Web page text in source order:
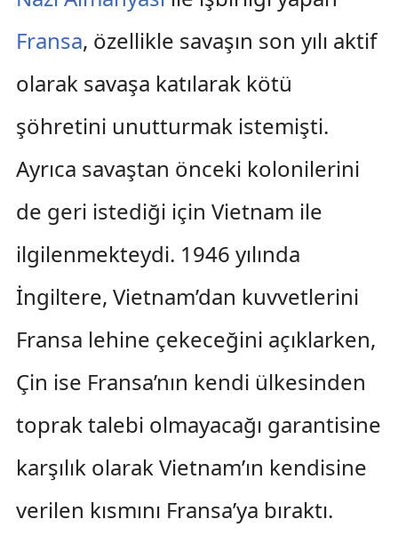
Fransa, özellikle savaşın son yılı aktif
olarak savaşa katılarak kötü
şöhretini unutturmak istemişti.
Ayrıca savaştan önceki kolonilerini
de geri istediği için Vietnam ile
ilgilenmekteydi. 1946 yılında
İngiltere, Vietnam’dan kuvvetlerini
Fransa lehine çekeceğini açıklarken,
Çin ise Fransa’nın kendi ülkesinden
toprak talebi olmayacağı garantisine
karşılık olarak Vietnam’ın kendisine
verilen kısmını Fransa’ya bıraktı.